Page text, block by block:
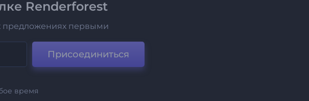
Renderforest
предложениях первыми
Присоединиться
время